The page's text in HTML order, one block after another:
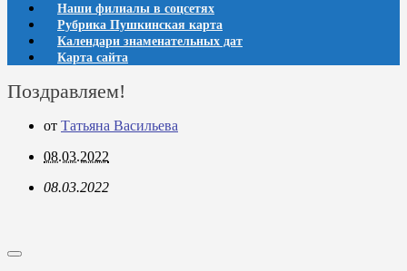
Наши филиалы в соцсетях
Рубрика Пушкинская карта
Календари знаменательных дат
Карта сайта
Поздравляем!
от Татьяна Васильева
08.03.2022
08.03.2022